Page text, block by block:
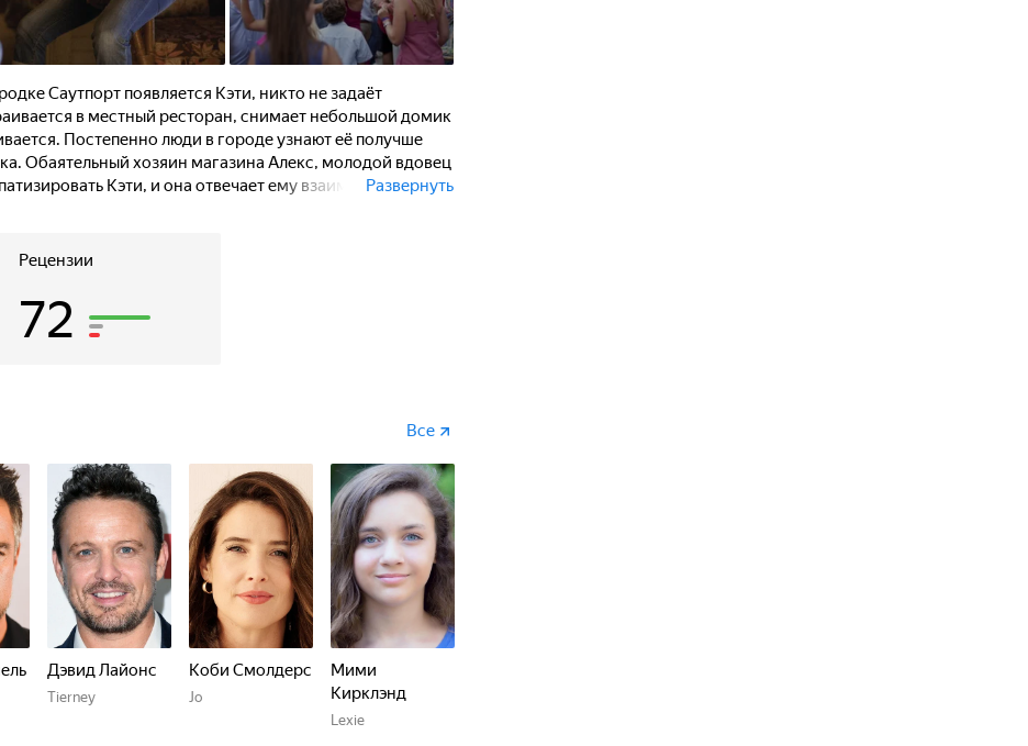
Саутпорт появляется Кэти, никто не задаёт
в местный ресторан, снимает небольшой домик
Постепенно люди в городе узнают её получше
Обаятельный хозяин магазина Алекс, молодой вдовец
Кэти, и она отвечает ему взаимностью.Развернуть
Рецензии
72
Все
Дэвид Лайонс
Tierney
Коби Смолдерс
Jo
Мими
Кирклэнд
Lexie